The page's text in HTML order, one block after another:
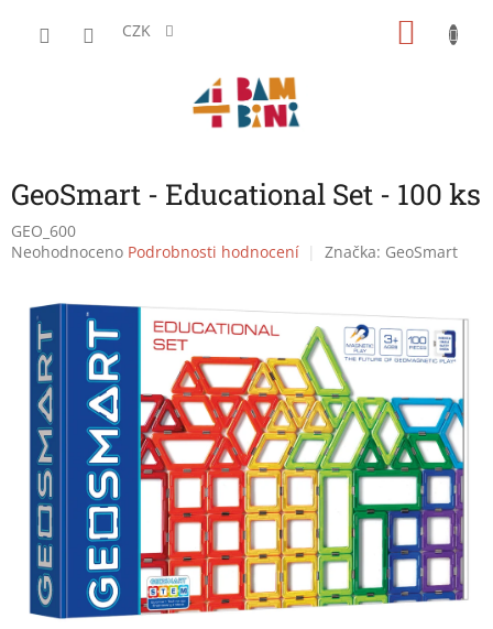
CZK
GeoSmart - Educational Set - 100 ks
GEO_600
Průměrné
hvězdiček.
Neohodnoceno Podrobnosti hodnocení Značka: GeoSmart